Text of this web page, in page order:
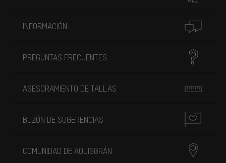
INFORMACIÓN
PREGUNTAS FRECUENTES
ASESORAMIENTO DE TALLAS
BUZÓN DE SUGERENCIAS
COMUNIDAD DE AQUISGRÁN